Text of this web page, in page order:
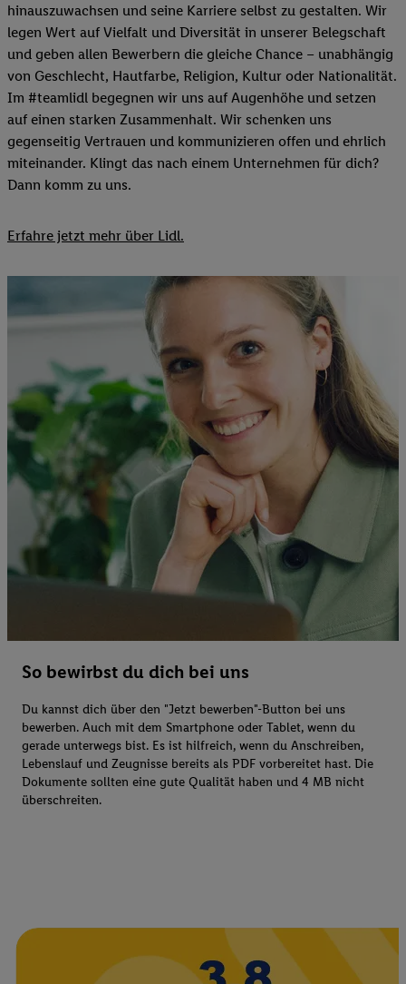
hinauszuwachsen und seine Karriere selbst zu gestalten. Wir
legen Wert auf Vielfalt und Diversität in unserer Belegschaft
und geben allen Bewerbern die gleiche Chance – unabhängig
von Geschlecht, Hautfarbe, Religion, Kultur oder Nationalität.
Im #teamlidl begegnen wir uns auf Augenhöhe und setzen
auf einen starken Zusammenhalt. Wir schenken uns
gegenseitig Vertrauen und kommunizieren offen und ehrlich
miteinander. Klingt das nach einem Unternehmen für dich?
Dann komm zu uns.​
Erfahre jetzt mehr über Lidl.
So bewirbst du dich bei uns
Du kannst dich über den "Jetzt bewerben"-Button bei uns
bewerben. Auch mit dem Smartphone oder Tablet, wenn du
gerade unterwegs bist. Es ist hilfreich, wenn du Anschreiben,
Lebenslauf und Zeugnisse bereits als PDF vorbereitet hast. Die
Dokumente sollten eine gute Qualität haben und 4 MB nicht
überschreiten.